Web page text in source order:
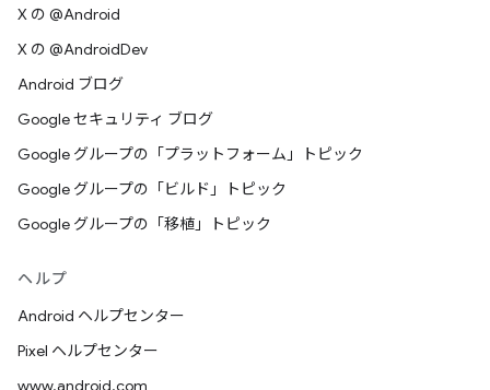
X の @Android
X の @AndroidDev
Android ブログ
Google セキュリティ ブログ
Google グループの「プラットフォーム」トピック
Google グループの「ビルド」トピック
Google グループの「移植」トピック
ヘルプ
Android ヘルプセンター
Pixel ヘルプセンター
www.android.com